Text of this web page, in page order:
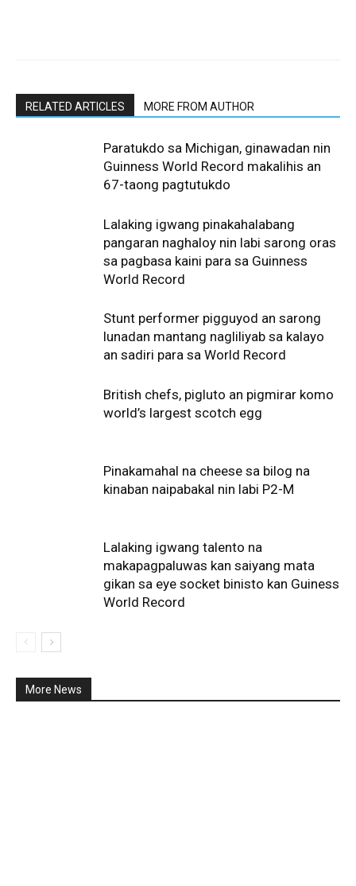
RELATED ARTICLES MORE FROM AUTHOR
Paratukdo sa Michigan, ginawadan nin
Guinness World Record makalihis an
67-taong pagtutukdo
Lalaking igwang pinakahalabang
pangaran naghaloy nin labi sarong oras
sa pagbasa kaini para sa Guinness
World Record
Stunt performer pigguyod an sarong
lunadan mantang nagliliyab sa kalayo
an sadiri para sa World Record
British chefs, pigluto an pigmirar komo
world’s largest scotch egg
Pinakamahal na cheese sa bilog na
kinaban naipabakal nin labi P2-M
Lalaking igwang talento na
makapagpaluwas kan saiyang mata
gikan sa eye socket binisto kan Guiness
World Record
More News